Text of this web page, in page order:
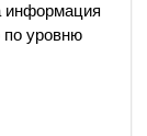
информация
по уровню